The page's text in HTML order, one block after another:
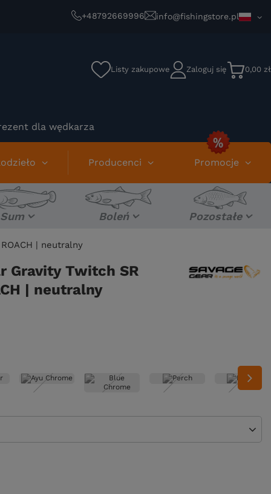
+48792669996 info@fishingstore.pl
Listy zakupowe Zaloguj się 0,00 zł
dla wędkarza
Producenci Promocje
Sum Boleń Pozostałe
| neutralny
Gravity Twitch SR
| neutralny